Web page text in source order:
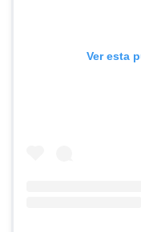
Ver esta